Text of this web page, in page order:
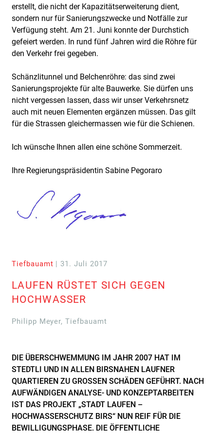
erstellt, die nicht der Kapazitätserweiterung dient,
sondern nur für Sanierungszwecke und Notfälle zur
Verfügung steht. Am 21. Juni konnte der Durchstich
gefeiert werden. In rund fünf Jahren wird die Röhre für
den Verkehr frei gegeben.
Schänzlitunnel und Belchenröhre: das sind zwei
Sanierungsprojekte für alte Bauwerke. Sie dürfen uns
nicht vergessen lassen, dass wir unser Verkehrsnetz
auch mit neuen Elementen ergänzen müssen. Das gilt
für die Strassen gleichermassen wie für die Schienen.
Ich wünsche Ihnen allen eine schöne Sommerzeit.
Ihre Regierungspräsidentin Sabine Pegoraro
Tiefbauamt | 31. Juli 2017
LAUFEN RÜSTET SICH GEGEN
HOCHWASSER
Philipp Meyer, Tiefbauamt
DIE ÜBERSCHWEMMUNG IM JAHR 2007 HAT IM
STEDTLI UND IN ALLEN BIRSNAHEN LAUFNER
QUARTIEREN ZU GROSSEN SCHÄDEN GEFÜHRT. NACH
AUFWÄNDIGEN ANALYSE- UND KONZEPTARBEITEN
IST DAS PROJEKT „STADT LAUFEN –
HOCHWASSERSCHUTZ BIRS“ NUN REIF FÜR DIE
BEWILLIGUNGSPHASE. DIE ÖFFENTLICHE